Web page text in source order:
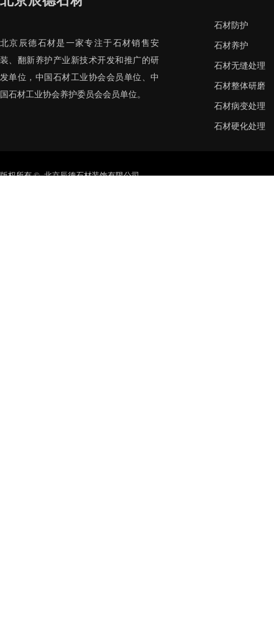
版权所有 © 北京辰德石材装饰有限公司
北京辰德石材是一家专注于石材销售安
装、翻新养护产业新技术开发和推广的研
发单位，中国石材工业协会会员单位、中
国石材工业协会养护委员会会员单位。
石材防护
石材养护
石材无缝处理
石材整体研磨
石材病变处理
石材硬化处理